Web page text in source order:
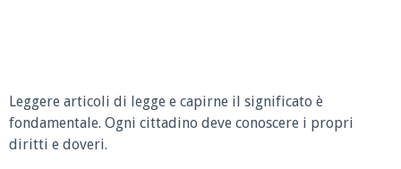
Leggere articoli di legge e capirne il significato è
fondamentale. Ogni cittadino deve conoscere i propri
diritti e doveri.